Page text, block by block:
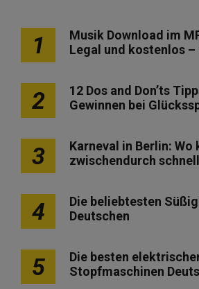
1
Musik Download im
Legal und kostenlos –
2
12 Dos and Don’ts
Gewinnen bei
3
Karneval in Berlin: Wo
zwischendurch
4
Die beliebtesten
Deutschen
5
Die besten
Stopfmaschinen